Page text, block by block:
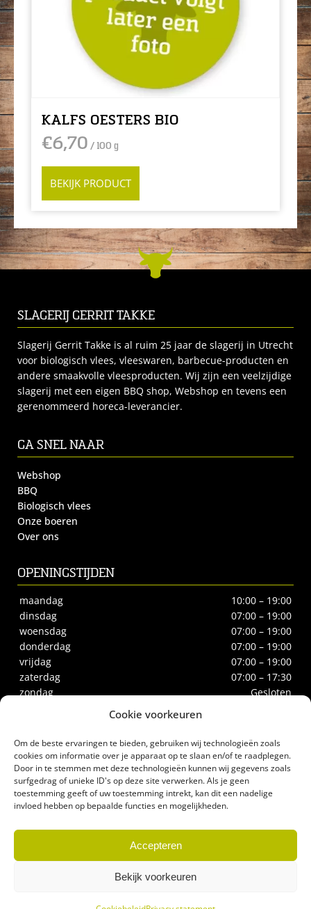
Cookie voorkeuren
Om de beste ervaringen te bieden, gebruiken wij technologieën zoals
cookies om informatie over je apparaat op te slaan en/of te raadplegen.
Door in te stemmen met deze technologieën kunnen wij gegevens zoals
surfgedrag of unieke ID's op deze site verwerken. Als je geen
toestemming geeft of uw toestemming intrekt, kan dit een nadelige
invloed hebben op bepaalde functies en mogelijkheden.
Accepteren
Bekijk voorkeuren
KALFS OESTERS BIO
€6,70 / 100 g
BEKIJK PRODUCT
SLAGERIJ GERRIT TAKKE
Slagerij Gerrit Takke is al ruim 25 jaar de slagerij in Utrecht
voor biologisch vlees, vleeswaren, barbecue-producten en
andere smaakvolle vleesproducten. Wij zijn een veelzijdige
slagerij met een eigen BBQ shop, Webshop en tevens een
gerenommeerd horeca-leverancier.
GA SNEL NAAR
Webshop
BBQ
Biologisch vlees
Onze boeren
Over ons
OPENINGSTIJDEN
maandag
10:00 – 19:00
dinsdag
07:00 – 19:00
woensdag
07:00 – 19:00
donderdag
07:00 – 19:00
vrijdag
07:00 – 19:00
zaterdag
07:00 – 17:30
zondag
Gesloten
Biltstraat 66
3572BE Utrecht
Tel.030-2732186
biologischeslagerij@gerrittakke.nl